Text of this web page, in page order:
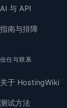
AI 与 API
指南与排障
信任与联系
关于 HostingWiki
测试方法